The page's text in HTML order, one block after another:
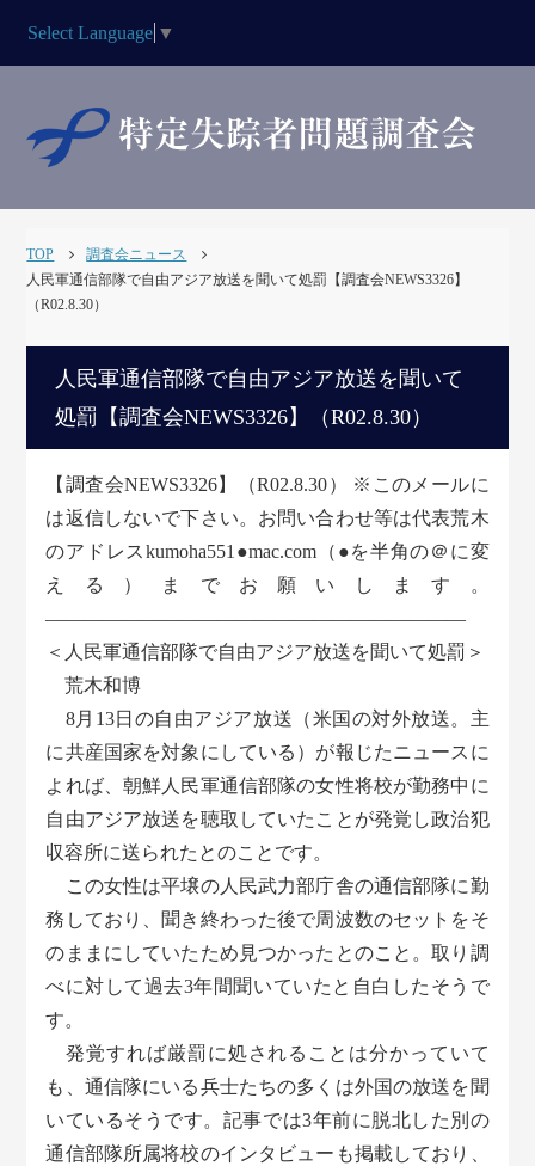
Select Language ▼
TOP
調査会ニュース
人民軍通信部隊で自由アジア放送を聞いて処罰【調査会NEWS3326】
（R02.8.30）
人民軍通信部隊で自由アジア放送を聞いて
処罰【調査会NEWS3326】（R02.8.30）
【調査会NEWS3326】（R02.8.30） ※このメールに
は返信しないで下さい。お問い合わせ等は代表荒木
のアドレスkumoha551●mac.com（●を半角の＠に変
える）までお願いします。
――――――――――――――――――――――
＜人民軍通信部隊で自由アジア放送を聞いて処罰＞
荒木和博
8月13日の自由アジア放送（米国の対外放送。主
に共産国家を対象にしている）が報じたニュースに
よれば、朝鮮人民軍通信部隊の女性将校が勤務中に
自由アジア放送を聴取していたことが発覚し政治犯
収容所に送られたとのことです。
この女性は平壌の人民武力部庁舎の通信部隊に勤
務しており、聞き終わった後で周波数のセットをそ
のままにしていたため見つかったとのこと。取り調
べに対して過去3年間聞いていたと自白したそうで
す。
発覚すれば厳罰に処されることは分かっていて
も、通信隊にいる兵士たちの多くは外国の放送を聞
いているそうです。記事では3年前に脱北した別の
通信部隊所属将校のインタビューも掲載しており、